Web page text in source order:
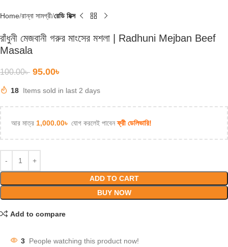
Home রান্না সামগ্রী রেডি মিক্স
রাঁধুনী মেজবানী গরুর মাংসের মশলা | Radhuni Mejban Beef
Masala
100.00৳ 95.00৳
18 Items sold in last 2 days
আর মাত্র 1,000.00৳ যোগ করলেই পাবেনফ্রী ডেলিভারি!
ADD TO CART
BUY NOW
Add to compare
3 People watching this product now!